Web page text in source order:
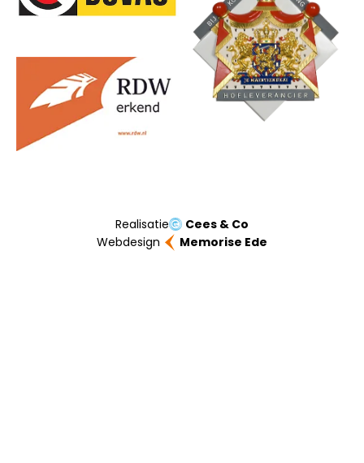
Realisatie
Cees & Co
Webdesign
Memorise Ede